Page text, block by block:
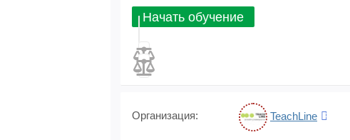
Начать обучение
Организация: TeachLine